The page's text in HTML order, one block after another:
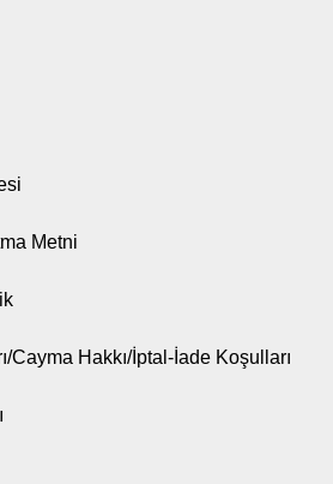
Metni
Cayma Hakkı/İptal-İade Koşulları